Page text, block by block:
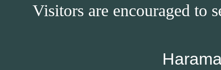
Visitors are encouraged to